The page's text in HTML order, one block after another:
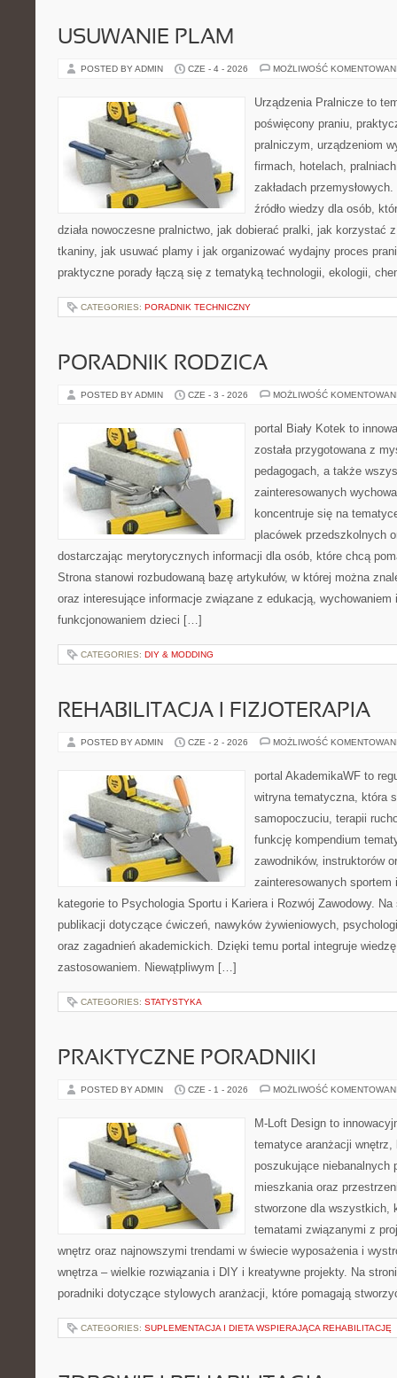
USUWANIE PLAM
POSTED BY ADMIN CZE - 4 - 2026 MOŻLIWOŚĆ
Urządzenia Pralnicze to
poświęcony praniu,
pralniczym, urządzeniom
firmach, hotelach,
zakładach
źródło wiedzy dla osób,
działa nowoczesne pralnictwo, jak dobierać pralki, jak korzystać
tkaniny, jak usuwać plamy i jak organizować wydajny proces
praktyczne porady łączą się z tematyką technologii, ekologii,
CATEGORIES: PORADNIK TECHNICZNY
PORADNIK RODZICA
POSTED BY ADMIN CZE - 3 - 2026 MOŻLIWOŚĆ
portal Biały Kotek to
została przygotowana z
pedagogach, a także
zainteresowanych
koncentruje się na
placówek przedszkolnych
dostarczając merytorycznych informacji dla osób, które chcą
Strona stanowi rozbudowaną bazę artykułów, w której można
oraz interesujące informacje związane z edukacją, wychowaniem
funkcjonowaniem dzieci […]
CATEGORIES: DIY & MODDING
REHABILITACJA I FIZJOTERAPIA
POSTED BY ADMIN CZE - 2 - 2026 MOŻLIWOŚĆ
portal AkademikaWF to
witryna tematyczna, która
samopoczuciu, terapii
funkcję kompendium
zawodników, instruktorów
zainteresowanych sportem
kategorie to Psychologia Sportu i Kariera i Rozwój Zawodowy.
publikacji dotyczące ćwiczeń, nawyków żywieniowych,
oraz zagadnień akademickich. Dzięki temu portal integruje
zastosowaniem. Niewątpliwym […]
CATEGORIES: STATYSTYKA
PRAKTYCZNE PORADNIKI
POSTED BY ADMIN CZE - 1 - 2026 MOŻLIWOŚĆ
M-Loft Design to
tematyce aranżacji
poszukujące niebanalnych
mieszkania oraz
stworzone dla wszystkich,
tematami związanymi z
wnętrz oraz najnowszymi trendami w świecie wyposażenia i
wnętrza – wielkie rozwiązania i DIY i kreatywne projekty. Na
poradniki dotyczące stylowych aranżacji, które pomagają
CATEGORIES: SUPLEMENTACJA I DIETA WSPIERAJĄCA REHABILITACJĘ